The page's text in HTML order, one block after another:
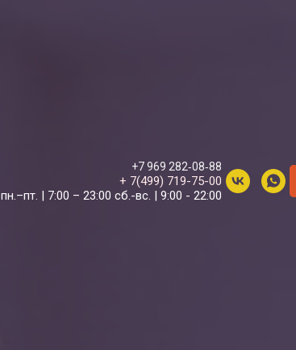
+7 969 282‑08‑88
+ 7(499) 719-75-00
пн.–пт. | 7:00 – 23:00 сб.-вс. | 9:00 - 22:00